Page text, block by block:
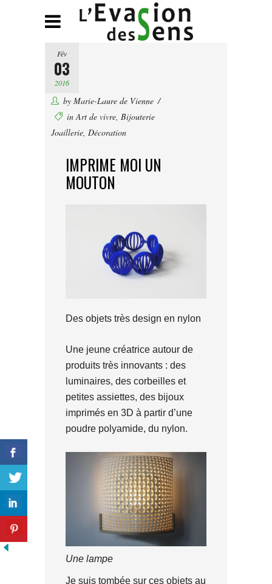
Fév
03
2016
by Marie-Laure de Vienne
inArt de vivre, Bijouterie
Joaillerie, Décoration
IMPRIME MOI UN
MOUTON
Des objets très design en nylon
Une jeune créatrice autour de
produits très innovants : des
luminaires, des corbeilles et
petites assiettes, des bijoux
imprimés en 3D à partir d’une
poudre polyamide, du nylon.
Une lampe
Je suis tombée sur ces objets au